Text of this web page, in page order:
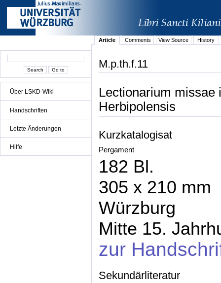
Über LSKD-Wiki
Handschriften
Letzte Änderungen
Hilfe
Article Comments View Source History
M.p.th.f.11
Lectionarium missae
Herbipolensis
Kurzkatalogisat
Pergament
182 Bl.
305 x 210 mm
Würzburg
Mitte 15.
zur
Sekundärliteratur